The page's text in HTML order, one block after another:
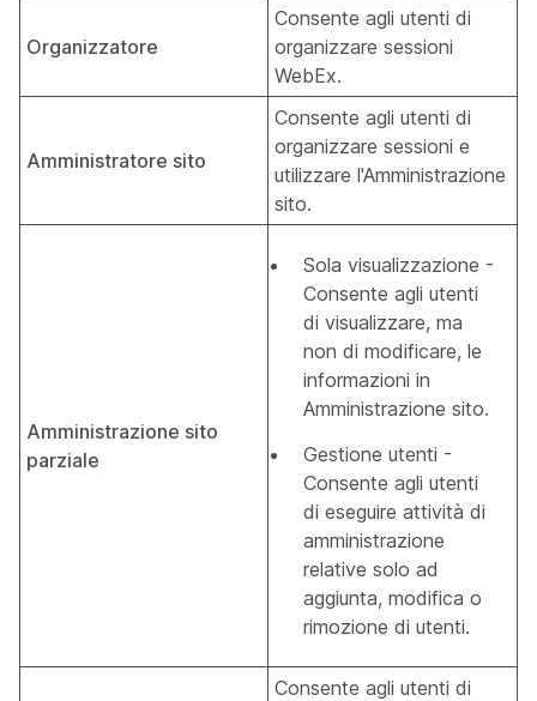
Organizzatore
Consente agli utenti di
organizzare sessioni
WebEx.
Amministratore sito
Consente agli utenti di
organizzare sessioni e
utilizzare l'Amministrazione
sito.
Amministrazione sito
parziale
Sola visualizzazione -
Consente agli utenti
di visualizzare, ma
non di modificare, le
informazioni in
Amministrazione sito.
Gestione utenti -
Consente agli utenti
di eseguire attività di
amministrazione
relative solo ad
aggiunta, modifica o
rimozione di utenti.
Consente agli utenti di